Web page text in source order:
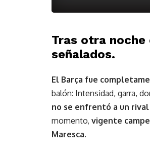
Tras otra noche
señalados.
El Barça fue
balón: Intensidad, garra,
no se enfrentó a un
momento, vigente
Maresca.